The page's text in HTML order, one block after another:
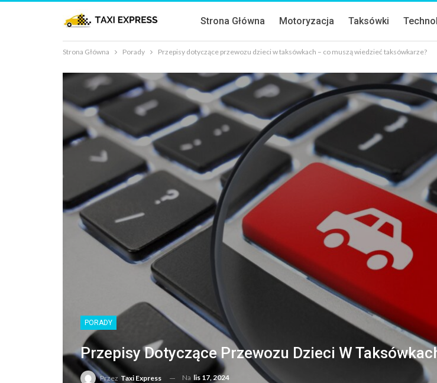
Strona Główna Motoryzacja Taksówki
Strona Główna Porady Przepisy dotyczące przewozu dzieci w taksówkach – co muszą wiedzieć taksówkarze?
PORADY
Przepisy Dotyczące Przewozu Dzieci W
Przez Taxi Express Na lis 17, 2024